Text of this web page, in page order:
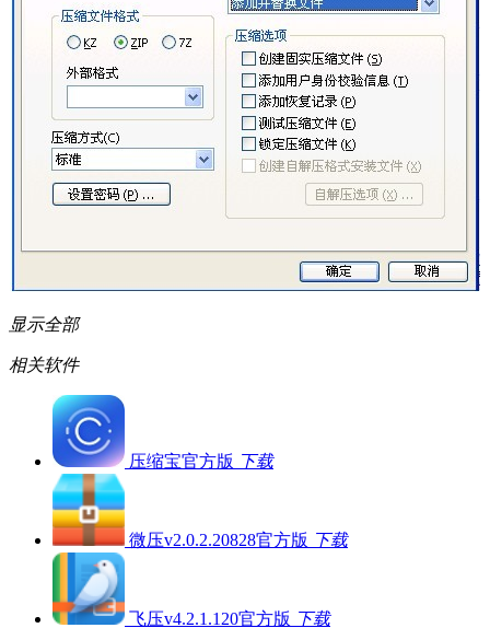
显示全部
相关软件
压缩宝官方版 下载
微压v2.0.2.20828官方版 下载
飞压v4.2.1.120官方版 下载